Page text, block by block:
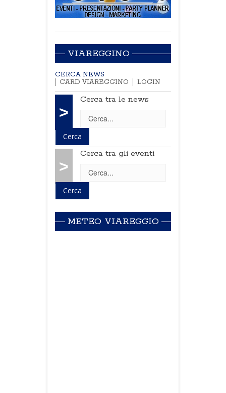
VIAREGGINO
CERCA NEWS
CARD VIAREGGINO
LOGIN
>
Cerca tra le news
>
Cerca tra gli eventi
METEO VIAREGGIO